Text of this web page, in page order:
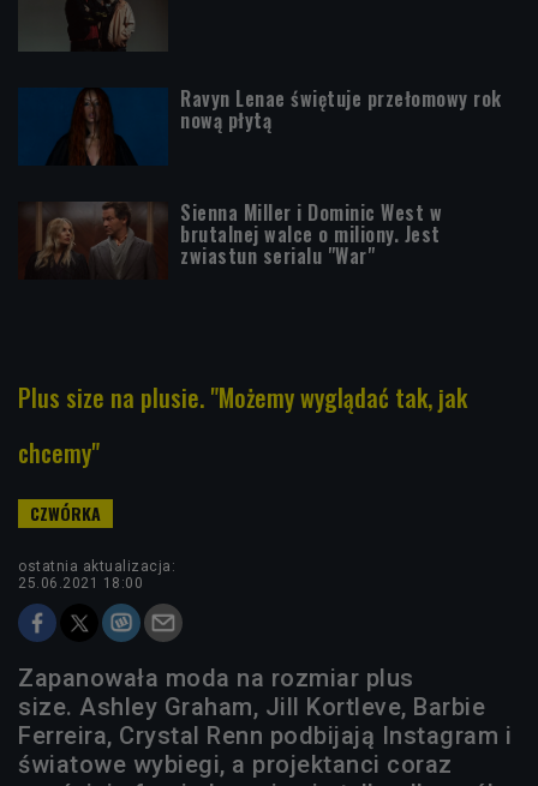
Ravyn Lenae świętuje przełomowy rok
nową płytą
Sienna Miller i Dominic West w
brutalnej walce o miliony. Jest
zwiastun serialu "War"
Plus size na plusie. "Możemy wyglądać tak, jak
chcemy"
ostatnia aktualizacja:
25.06.2021 18:00
Zapanowała moda na rozmiar plus
size. Ashley Graham, Jill Kortleve, Barbie
Ferreira, Crystal Renn podbijają Instagram i
światowe wybiegi, a projektanci coraz